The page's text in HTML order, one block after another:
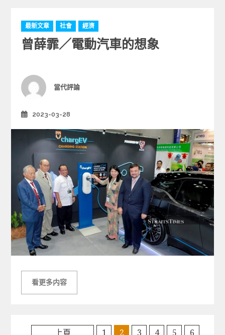
C
a
t
o
r
s
最新文章 社會 經濟
曾薛霏／電動汽車的想象
Author
當代評論
2023-03-28
看更多内容
上頁 1 2 3 4 5 6